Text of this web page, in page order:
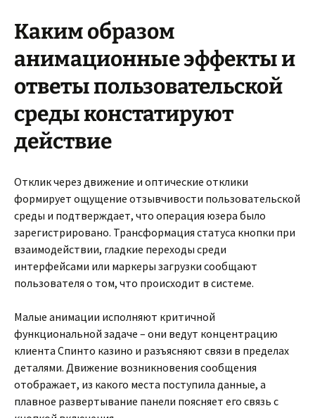
Каким образом
анимационные эффекты и
ответы пользовательской
среды констатируют
действие
Отклик через движение и оптические отклики
формирует ощущение отзывчивости пользовательской
среды и подтверждает, что операция юзера было
зарегистрировано. Трансформация статуса кнопки при
взаимодействии, гладкие переходы среди
интерфейсами или маркеры загрузки сообщают
пользователя о том, что происходит в системе.
Малые анимации исполняют критичной
функциональной задаче – они ведут концентрацию
клиента Спинто казино и разъясняют связи в пределах
деталями. Движение возникновения сообщения
отображает, из какого места поступила данные, а
плавное развертывание панели поясняет его связь с